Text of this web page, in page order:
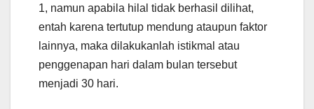
1, namun apabila hilal tidak berhasil dilihat,
entah karena tertutup mendung ataupun faktor
lainnya, maka dilakukanlah istikmal atau
penggenapan hari dalam bulan tersebut
menjadi 30 hari.